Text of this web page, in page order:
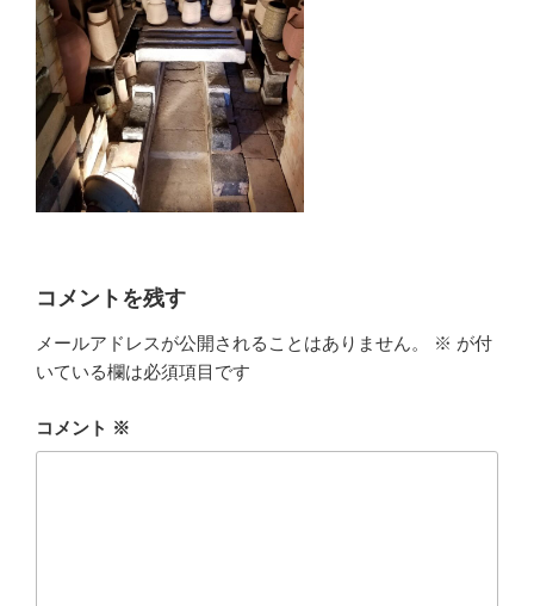
コメントを残す
メールアドレスが公開されることはありません。 ※ が付
いている欄は必須項目です
コメント ※